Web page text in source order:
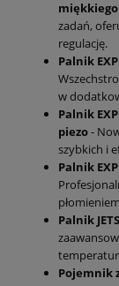
zadań,
regulację.
Palnik
w
Palnik
piezo-
szybkich i
Palnik
Palnik
Pojemnik